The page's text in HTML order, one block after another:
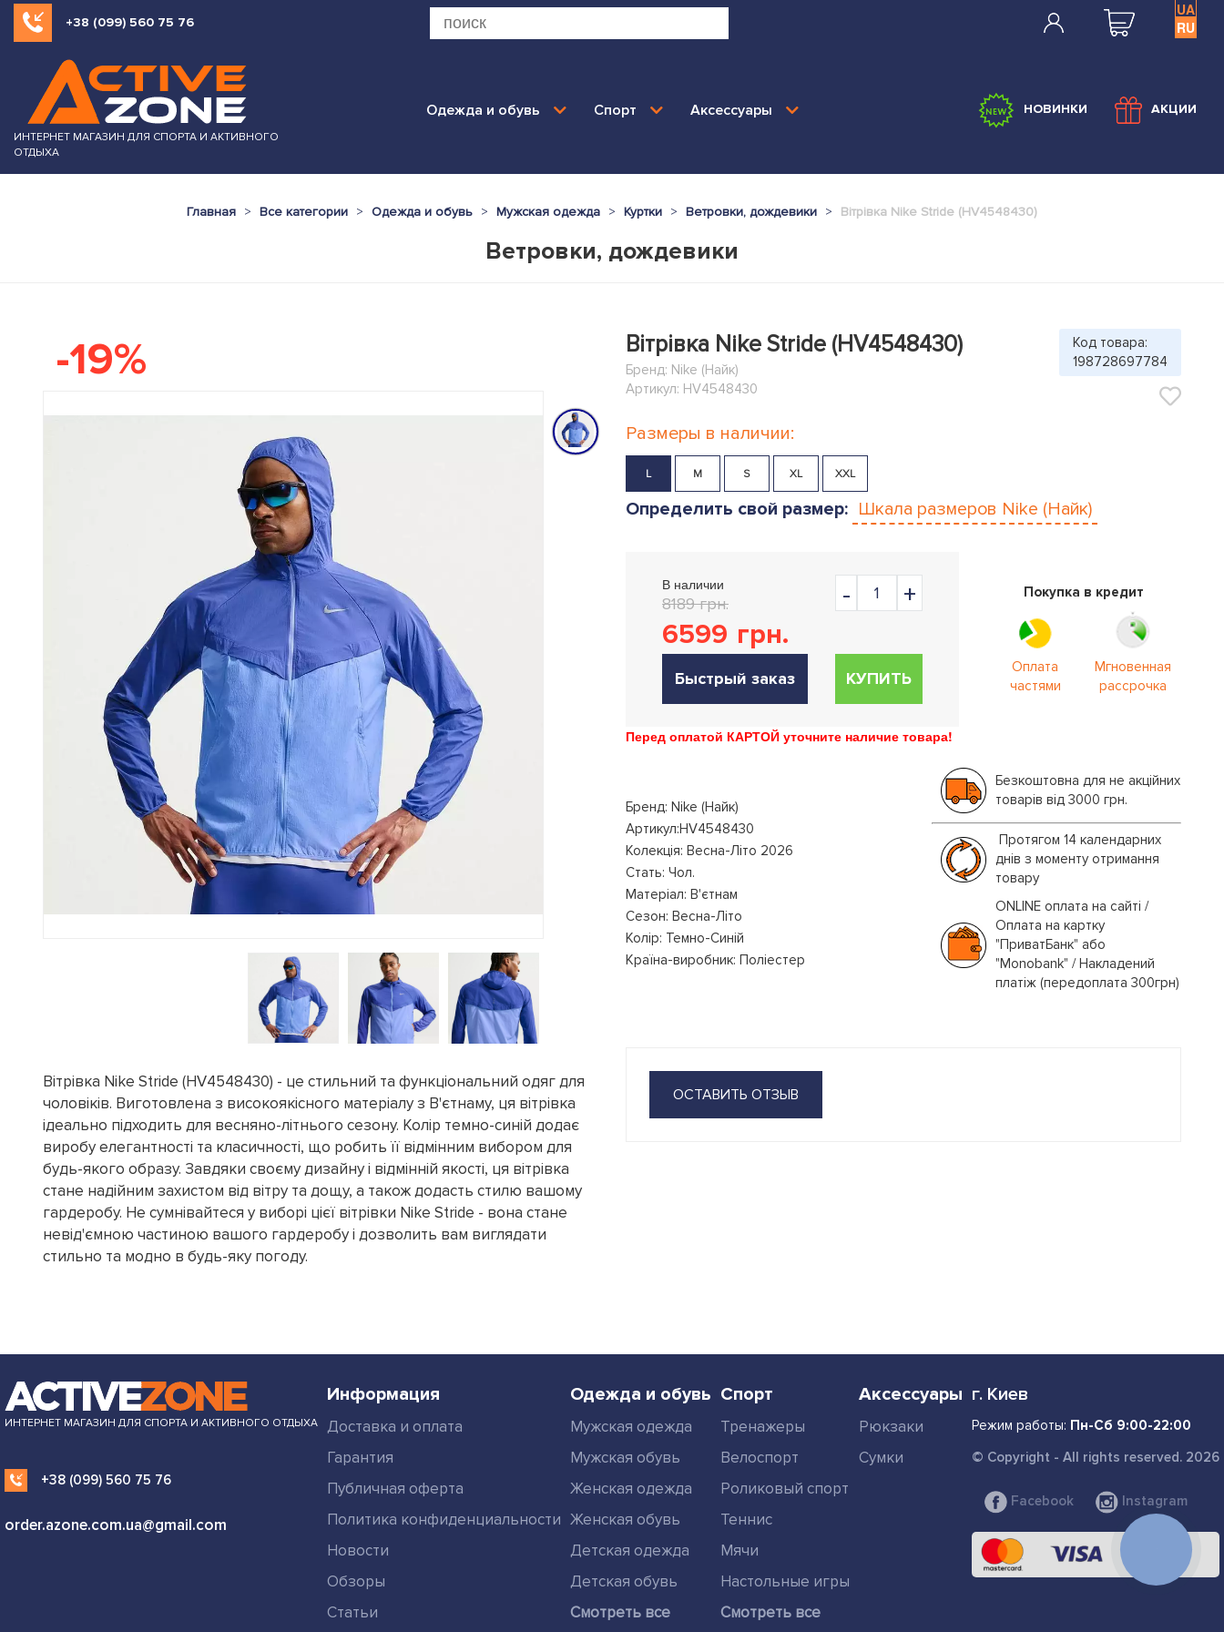
+38 (099) 560 75 76
UA
RU
ИНТЕРНЕТ МАГАЗИН ДЛЯ СПОРТА И АКТИВНОГО
ОТДЫХА
Одежда и обувь Спорт Аксессуары НОВИНКИ АКЦИИ
Главная Все категории Одежда и обувь Мужская одежда Куртки Ветровки, дождевики Вітрівка Nike Stride (HV4548430)
Ветровки, дождевики
-19%
Вітрівка Nike Stride (HV4548430) - це стильний та функціональний одяг для
чоловіків. Виготовлена з високоякісного матеріалу з В'єтнаму, ця вітрівка
ідеально підходить для весняно-літнього сезону. Колір темно-синій додає
виробу елегантності та класичності, що робить її відмінним вибором для
будь-якого образу. Завдяки своєму дизайну і відмінній якості, ця вітрівка
стане надійним захистом від вітру та дощу, а також додасть стилю вашому
гардеробу. Не сумнівайтеся у виборі цієї вітрівки Nike Stride - вона стане
невід'ємною частиною вашого гардеробу і дозволить вам виглядати
стильно та модно в будь-яку погоду.
Вітрівка Nike Stride (HV4548430)
Бренд: Nike (Найк)
Артикул: HV4548430
Код товара:
198728697784
Размеры в наличии:
L M S XL XXL
Определить свой размер: Шкала размеров Nike (Найк)
В наличии
8189 грн.
6599 грн.
Быстрый заказ КУПИТЬ
Покупка в кредит
Оплата
частями
Мгновенная
рассрочка
Перед оплатой КАРТОЙ уточните наличие товара!
Бренд: Nike (Найк)
Артикул:HV4548430
Колекція: Весна-Літо 2026
Стать: Чол.
Матеріал: В'єтнам
Сезон: Весна-Літо
Колір: Темно-Синій
Країна-виробник: Поліестер
Безкоштовна для не акційних
товарів від 3000 грн.
Протягом 14 календарних
днів з моменту отримання
товару
ONLINE оплата на сайті /
Оплата на картку
"ПриватБанк" або
"Monobank" / Накладений
платіж (передоплата 300грн)
ОСТАВИТЬ ОТЗЫВ
ИНТЕРНЕТ МАГАЗИН ДЛЯ СПОРТА И АКТИВНОГО ОТДЫХА
+38 (099) 560 75 76
order.azone.com.ua@gmail.com
Информация
Доставка и оплата
Гарантия
Публичная оферта
Политика конфиденциальности
Новости
Обзоры
Статьи
Одежда и обувь
Мужская одежда
Мужская обувь
Женская одежда
Женская обувь
Детская одежда
Детская обувь
Смотреть все
Спорт
Тренажеры
Велоспорт
Роликовый спорт
Теннис
Мячи
Настольные игры
Смотреть все
Аксессуары
Рюкзаки
Сумки
г. Киев
Режим работы: Пн-Сб 9:00-22:00
© Copyright - All rights reserved. 2026
Facebook Instagram